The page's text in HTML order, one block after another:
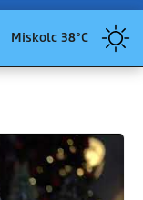
Miskolc 38°C